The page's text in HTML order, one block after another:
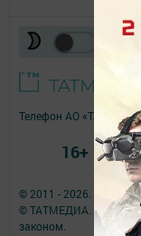
© 2011 - 2026. Якты
© ТАТМЕДИА. Все
законом.
Телефон АО
16+